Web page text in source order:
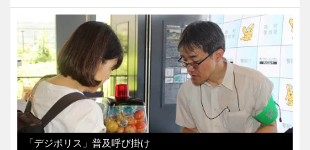
「デジポリス」普及呼び掛け